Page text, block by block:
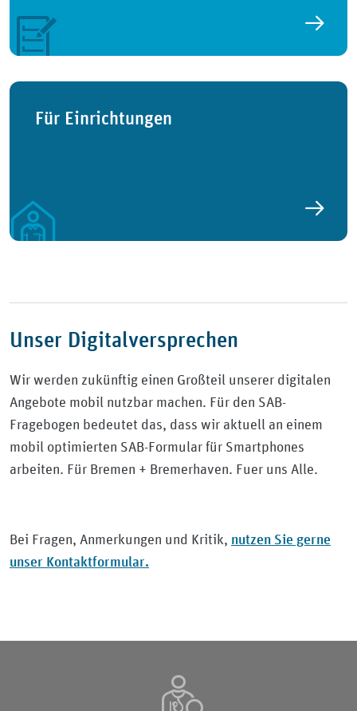
Für Einrichtungen
Unser Digitalversprechen
Wir werden zukünftig einen Großteil unserer digitalen
Angebote mobil nutzbar machen. Für den SAB-
Fragebogen bedeutet das, dass wir aktuell an einem
mobil optimierten SAB-Formular für Smartphones
arbeiten. Für Bremen + Bremerhaven. Fuer uns Alle.
Bei Fragen, Anmerkungen und Kritik, nutzen Sie gerne
unser Kontaktformular.